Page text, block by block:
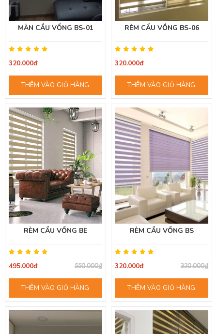
MÀN CẦU VỒNG BS-01
320.000đ
THÊM VÀO GIỎ HÀNG
RÈM CẦU VỒNG BS-06
320.000đ
THÊM VÀO GIỎ HÀNG
RÈM CẦU VỒNG BE
495.000đ 550.000₫
THÊM VÀO GIỎ HÀNG
RÈM CẦU VỒNG BS
320.000đ 320.000₫
THÊM VÀO GIỎ HÀNG